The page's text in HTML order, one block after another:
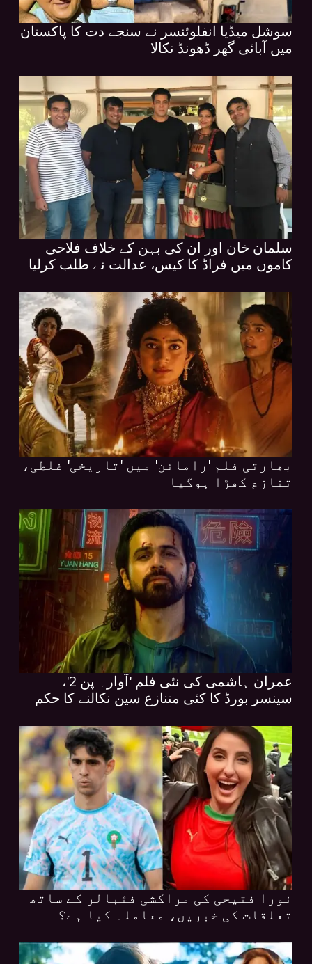
سوشل میڈیا انفلوئنسر نے سنجے دت کا پاکستان
میں آبائی گھر ڈھونڈ نکالا
سلمان خان اور ان کی بہن کے خلاف فلاحی
کاموں میں فراڈ کا کیس، عدالت نے طلب کرلیا
بھارتی فلم 'رامائن' میں 'تاریخی' غلطی،
تنازع کھڑا ہوگیا
عمران ہاشمی کی نئی فلم 'آوارہ پن 2'،
سینسر بورڈ کا کئی متنازع سین نکالنے کا حکم
نورا فتیحی کی مراکشی فٹبالر کے ساتھ
تعلقات کی خبریں، معاملہ کیا ہے؟